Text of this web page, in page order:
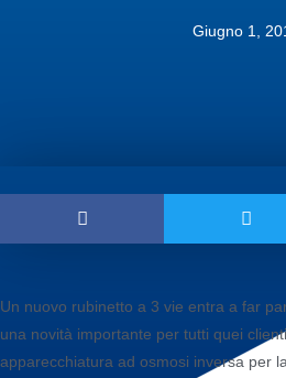
Giugno 1,
Un nuovo rubinetto a 3 vie entra a far
una novità importante per tutti quei
apparecchiatura ad osmosi inversa per